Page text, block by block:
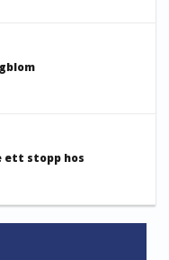
ett stopp hos